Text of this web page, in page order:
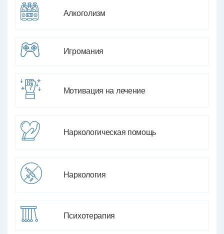
Алкоголизм
Игромания
Мотивация на лечение
Наркологическая помощь
Наркология
Психотерапия